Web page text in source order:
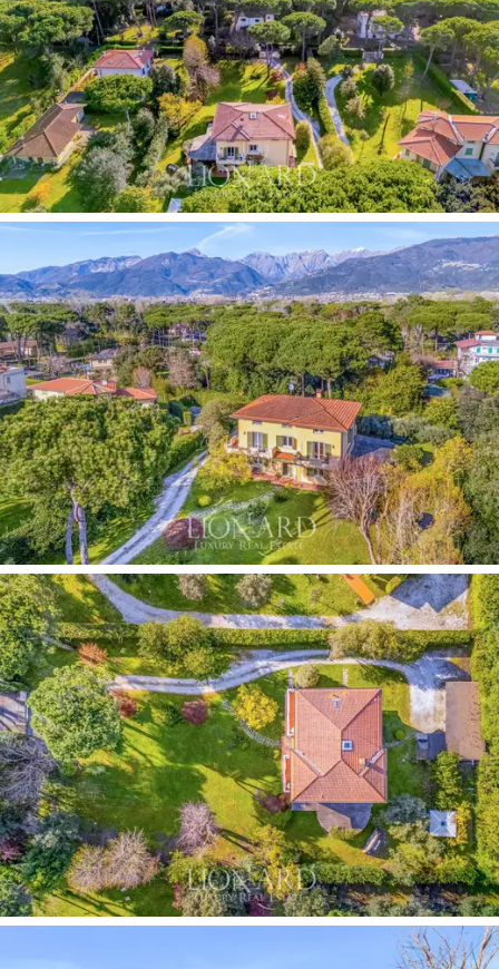
Le premier étage abrite la zone nuit principale, avec
quatre grandes chambres doubles, toutes spacieuses
et bénéficiant d'un excellent éclairage naturel. Lestrois
salles de bains, dont uneattenanteà la chambre
principale et équipée d'une baignoire et d'une douche
séparée, garantissent un confort adéquat pour les
résidents et les invités. Les finitions haut de gamme, la
cohérence de l'ameublement et le soin apporté aux
détails architecturaux confèrent un niveau de qualité
homogène à l'ensemble de la surface, rendant l'étage
nuit prêt à l'emploi sans nécessiter de travaux.
Lemansardeest l'élément le plus polyvalent de la
propriété : il se compose d'unappartement
indépendant avec salon, chambre et salle de bains –
parfait comme maison d'amis indépendante ou
logement pour le personnel – et d'unvaste espace de
vie commun avec table de billard.
Pour compléter l'offre,trois places de parking
couvertes et deux places non couvertesà l'intérieur
de la propriété, facilement extensibles, garantissent un
accès pratique même en cas de nombreux invités. Le
jardin, avec ses pelouses, ses arbres de grande valeur
et ses zones ombragées, offre des espaces pour
chaque moment de la journée, du petit-déjeuner matinal
à l'ombre des magnolias aux apéritifs en soirée sous
les pins, dans un cadre naturel qui rappelle les parcs
des grandes résidences d'été du début du XXe siècle.